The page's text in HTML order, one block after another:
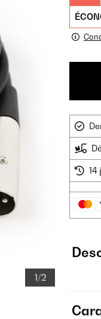
1/2
14